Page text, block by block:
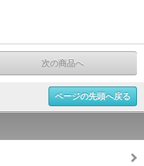
次の商品へ
ページの先頭へ戻る